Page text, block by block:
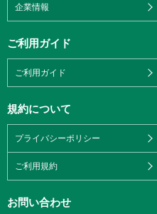
企業情報
ご利用ガイド
ご利用ガイド
規約について
プライバシーポリシー
ご利用規約
お問い合わせ